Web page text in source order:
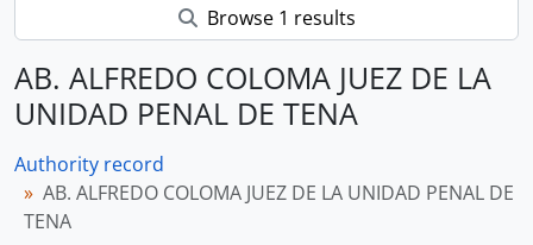
Browse 1 results
AB. ALFREDO COLOMA JUEZ DE LA
UNIDAD PENAL DE TENA
Authority record
AB. ALFREDO COLOMA JUEZ DE LA UNIDAD PENAL DE
TENA